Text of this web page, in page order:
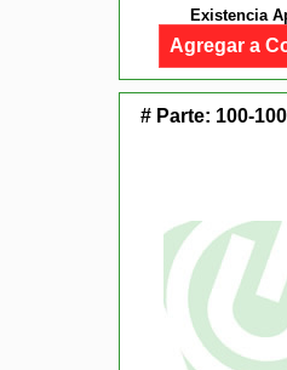
Existencia
Agregar a
# Parte: 100-